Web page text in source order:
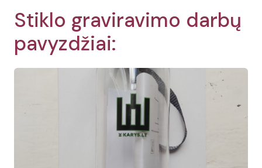
Stiklo graviravimo darbų
pavyzdžiai: